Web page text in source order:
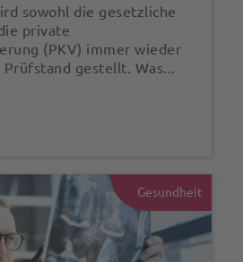
sowohl die gesetzliche
private
(PKV) immer wieder
gestellt. Was...
Gesundheit